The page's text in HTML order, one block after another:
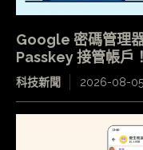
Google 密碼管理
Passkey 接管帳戶！
科技新聞 2026-08-05